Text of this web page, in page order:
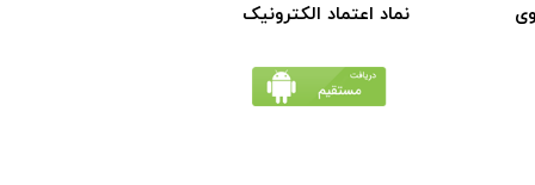
نماد اعتماد الکترونیک